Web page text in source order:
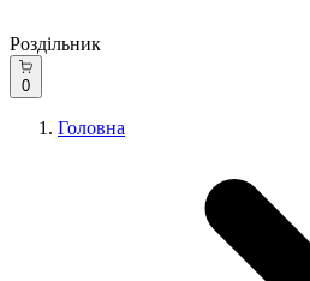
Роздільник
0
Головна